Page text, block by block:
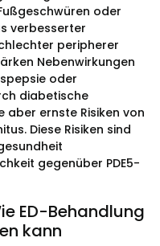
oder
verbesserter
peripherer
Nebenwirkungen
oder
diabetische
aber ernste Risiken von
Diese Risiken sind
gegenüber PDE5-
ED-Behandlung
kann